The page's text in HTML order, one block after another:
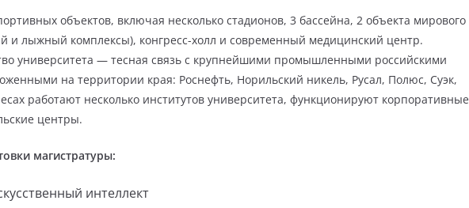
объектов, включая несколько стадионов, 3 бассейна, 2 объекта мирового
и лыжный комплексы), конгресс-холл и современный медицинский центр.
университета — тесная связь с крупнейшими промышленными российскими
на территории края: Роснефть, Норильский никель, Русал, Полюс, Суэк,
работают несколько институтов университета, функционируют корпоративные
центры.
магистратуры:
интеллект